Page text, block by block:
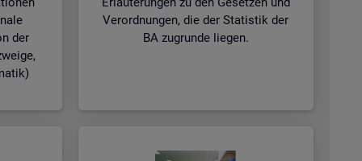
der
Verordnungen, die der Statistik der
BA zugrunde liegen.